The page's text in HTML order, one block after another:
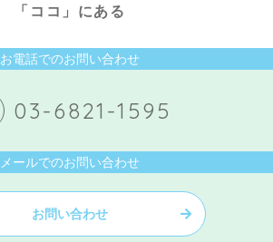
「ココ」にある
お電話でのお問い合わせ
03-6821-1595
メールでのお問い合わせ
お問い合わせ